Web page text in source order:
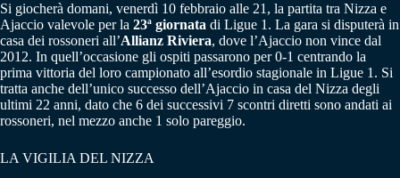
Si giocherà domani, venerdì 10 febbraio alle 21, la partita tra Nizza e
Ajaccio valevole per la 23ª giornata di Ligue 1. La gara si disputerà in
casa dei rossoneri all’Allianz Riviera, dove l’Ajaccio non vince dal
2012. In quell’occasione gli ospiti passarono per 0-1 centrando la
prima vittoria del loro campionato all’esordio stagionale in Ligue 1. Si
tratta anche dell’unico successo dell’Ajaccio in casa del Nizza degli
ultimi 22 anni, dato che 6 dei successivi 7 scontri diretti sono andati ai
rossoneri, nel mezzo anche 1 solo pareggio.
LA VIGILIA DEL NIZZA